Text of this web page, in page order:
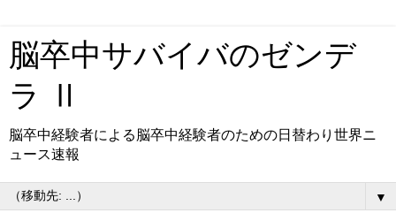
脳卒中サバイバのゼンデ
ラ Ⅱ
脳卒中経験者による脳卒中経験者のための日替わり世界ニ
ュース速報
▼